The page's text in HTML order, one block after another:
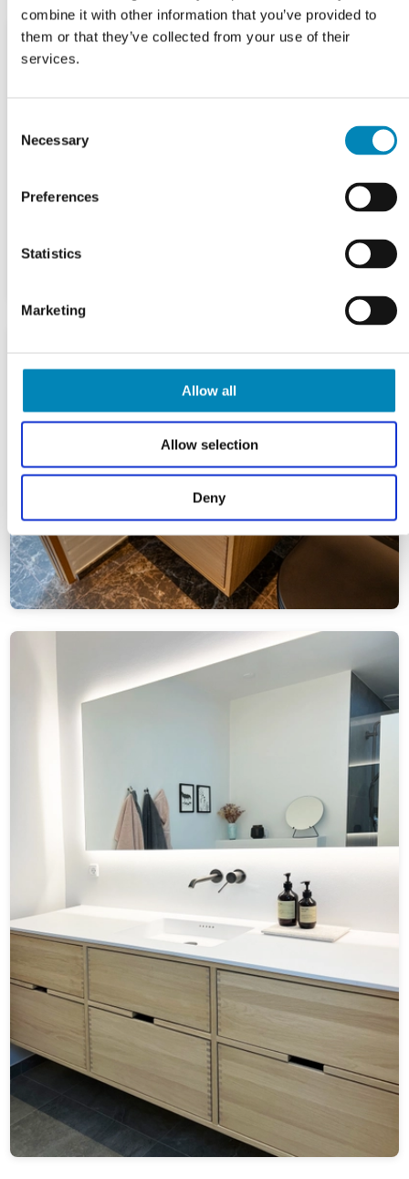
combine it with other information that you’ve provided to
them or that they’ve collected from your use of their
services.
Selection
Necessary
Preferences
Statistics
Marketing
Allow all
Allow selection
Deny